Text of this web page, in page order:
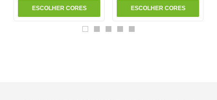
ESCOLHER CORES ESCOLHER CORES